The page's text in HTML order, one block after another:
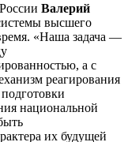
Валерий
высшего
«Наша задача —
а с
реагирования
национальной
их будущей